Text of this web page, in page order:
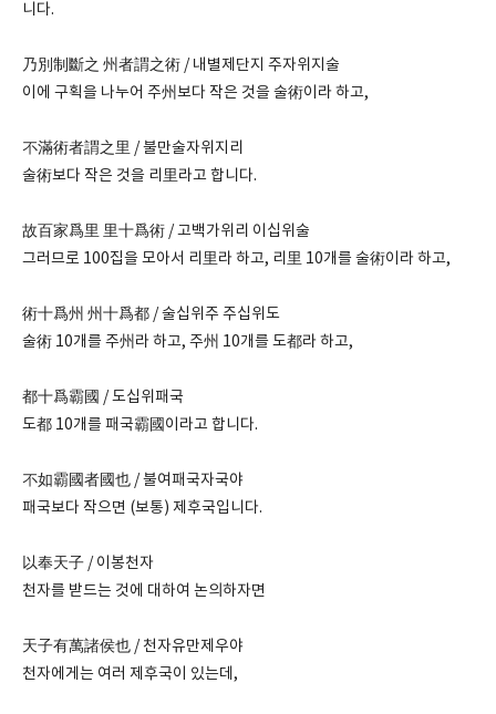
니다.
乃別制斷之 州者謂之術 / 내별제단지 주자위지술
이에 구획을 나누어 주州보다 작은 것을 술術이라 하고,
不滿術者謂之里 / 불만술자위지리
술術보다 작은 것을 리里라고 합니다.
故百家爲里 里十爲術 / 고백가위리 이십위술
그러므로 100집을 모아서 리里라 하고, 리里 10개를 술術이라 하고,
術十爲州 州十爲都 / 술십위주 주십위도
술術 10개를 주州라 하고, 주州 10개를 도都라 하고,
都十爲霸國 / 도십위패국
도都 10개를 패국霸國이라고 합니다.
不如霸國者國也 / 불여패국자국야
패국보다 작으면 (보통) 제후국입니다.
以奉天子 / 이봉천자
천자를 받드는 것에 대하여 논의하자면
天子有萬諸侯也 / 천자유만제우야
천자에게는 여러 제후국이 있는데,